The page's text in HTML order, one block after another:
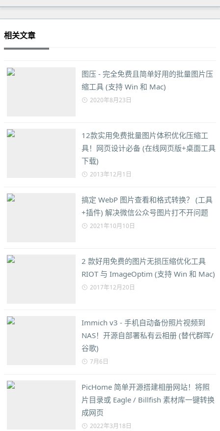
相关文章
图压 - 完全免费且简单好用的批量图片压
缩工具 (支持 Win 和 Mac)
2020年8月23日
12款实用免费批量图片体积优化压缩工
具！网页设计必备 (在线网页版+桌面工具
下载)
2013年12月1日
搞定 WebP 图片查看和格式转换？ (工具
+插件) 解决微信公众号图片打不开问题
2021年10月10日
2 款好用免费的图片无损压缩优化工具
RIOT 与 ImageOptim (支持 Win 和 Mac)
2017年12月20日
Immich v3 - 手机自动备份照片视频到
NAS！开源自部署私有云相册 (替代群晖/
谷歌)
7月6日
PicHome 简单开源搭建相册网站！将照
片目录或 Eagle / Billfish 素材库一键转换
成网页
2022年3月18日